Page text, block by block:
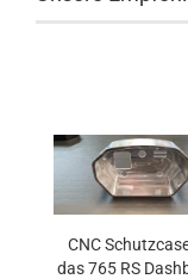
CNC
das 765 RS